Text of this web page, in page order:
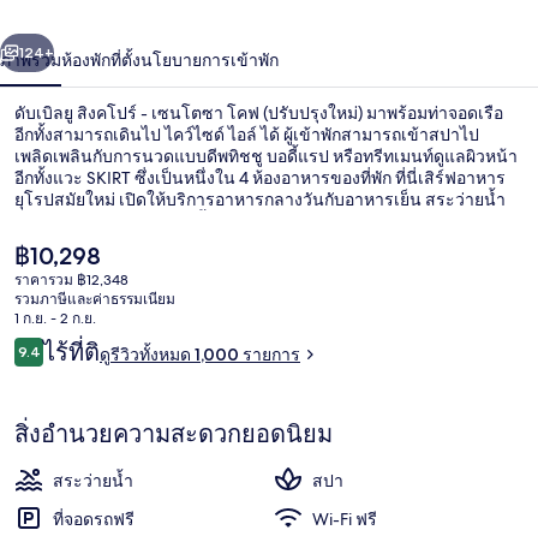
เซน
โตซา
โคฟ
(ปรับปรุง
ใหม่)
า
ถัดไป
124+
ภาพรวมห้องพักที่ตั้งนโยบายการเข้าพัก
ดับเบิลยู สิงคโปร์ - เซนโตซา โคฟ (ปรับปรุงใหม่) มาพร้อมท่าจอดเรือ
อีกทั้งสามารถเดินไป ไคว์ไซด์ ไอล์ ได้ ผู้เข้าพักสามารถเข้าสปาไป
เพลิดเพลินกับการนวดแบบดีพทิชชู บอดี้แรป หรือทรีทเมนท์ดูแลผิวหน้า
อีกทั้งแวะ SKIRT ซึ่งเป็นหนึ่งใน 4 ห้องอาหารของที่พัก ที่นี่เสิร์ฟอาหาร
ยุโรปสมัยใหม่ เปิดให้บริการอาหารกลางวันกับอาหารเย็น สระว่ายน้ำ
ในโรงแรมสุดหรูแห่งนี้ นักเดินทางต่างมอบคำชมเชยเกี่ยวกับพนักงาน
และสภาพที่พัก
ราคา
ปัจจุบัน
฿10,298
฿10,298
ราคารวม ฿12,348
รวมภาษีและค่าธรรมเนียม
1 ก.ย. - 2 ก.ย.
รีวิว
9.49.4 จาก 10
ไร้ที่ติดูรีวิวทั้งหมด 1,000 รายการ
สิ่งอำนวยความสะดวกยอดนิยม
สระว่ายน้ำ
สปา
ที่จอดรถฟรี
Wi-Fi ฟรี